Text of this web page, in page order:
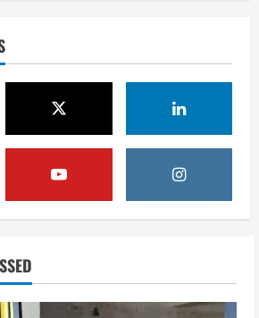
कांवड़ियों को भोजन प्रसाद वितरित
की सेवा, कांवड़ियों की सेवा के लिए सभी
August 8, 2026
हरिद्वार के नेताओं को कांग्रेस प्रदेश
कार्यकारिणी में बड़ी जिम्मेदारी, संगठन को मिले
यात्रा, संतों ने दिया विजयी भव का
August 6, 2026